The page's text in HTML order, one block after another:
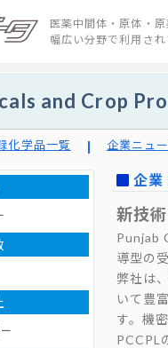
医薬中間体・原体・
幅広い分野で利用さ
and Crop
化学品一覧 企業ニュ
企業
新技
Punjab
導型の
弊社は
いて豊
す。機
PCCPL